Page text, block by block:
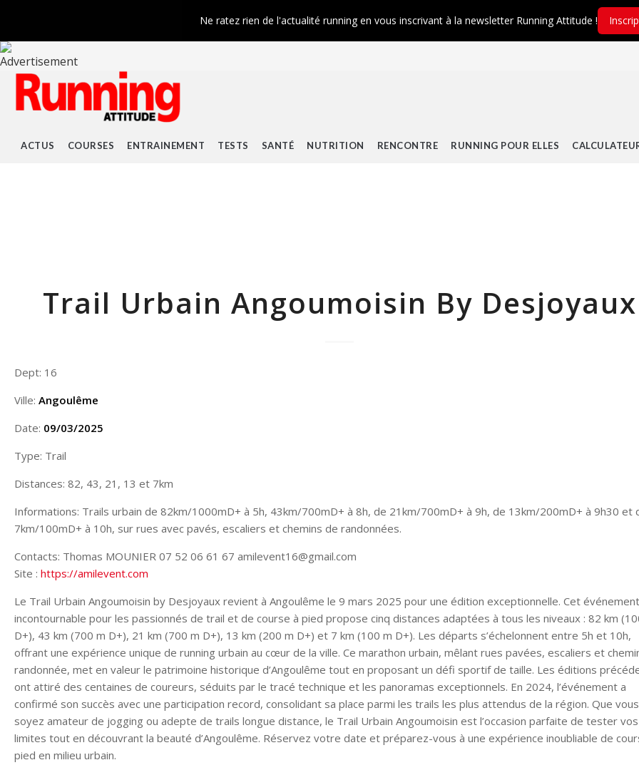
ACTUS COURSES ENTRAINEMENT TESTS SANTÉ NUTRITION RENCONTRE RUNNING POUR ELLES
Trail Urbain Angoumoisin By Desjoyaux
Dept: 16
Ville: Angoulême
Date: 09/03/2025
Type: Trail
Distances: 82, 43, 21, 13 et 7km
Informations: Trails urbain de 82km/1000mD+ à 5h, 43km/700mD+ à 8h, de 21km/700mD+ à 9h, de 13km/200mD+ à 9h30 et
7km/100mD+ à 10h, sur rues avec pavés, escaliers et chemins de randonnées.
Contacts: Thomas MOUNIER 07 52 06 61 67 amilevent16@gmail.com
Site : https://amilevent.com
Le Trail Urbain Angoumoisin by Desjoyaux revient à Angoulême le 9 mars 2025 pour une édition exceptionnelle. Cet événement
incontournable pour les passionnés de trail et de course à pied propose cinq distances adaptées à tous les niveaux : 82 km
D+), 43 km (700 m D+), 21 km (700 m D+), 13 km (200 m D+) et 7 km (100 m D+). Les départs s’échelonnent entre 5h et 10h,
offrant une expérience unique de running urbain au cœur de la ville. Ce marathon urbain, mêlant rues pavées, escaliers et
randonnée, met en valeur le patrimoine historique d’Angoulême tout en proposant un défi sportif de taille. Les éditions
ont attiré des centaines de coureurs, séduits par le tracé technique et les panoramas exceptionnels. En 2024, l’événement a
confirmé son succès avec une participation record, consolidant sa place parmi les trails les plus attendus de la région. Que vous
soyez amateur de jogging ou adepte de trails longue distance, le Trail Urbain Angoumoisin est l’occasion parfaite de tester vos
limites tout en découvrant la beauté d’Angoulême. Réservez votre date et préparez-vous à une expérience inoubliable de
pied en milieu urbain.
Ne ratez rien de l'actualité running en vous inscrivant à la newsletter Running Attitude !